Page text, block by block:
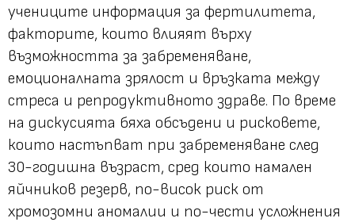
учениците информация за фертилитета,
факторите, които влияят върху
възможността за забременяване,
емоционалната зрялост и връзката между
стреса и репродуктивното здраве. По време
на дискусията бяха обсъдени и рисковете,
които настъпват при забременяване след
30-годишна възраст, сред които намален
яйчников резерв, по-висок риск от
хромозомни аномалии и по-чести усложнения